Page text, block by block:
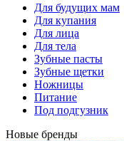
Для будущих мам
Для купания
Для лица
Для тела
Зубные пасты
Зубные щетки
Ножницы
Питание
Под подгузник
Новые бренды